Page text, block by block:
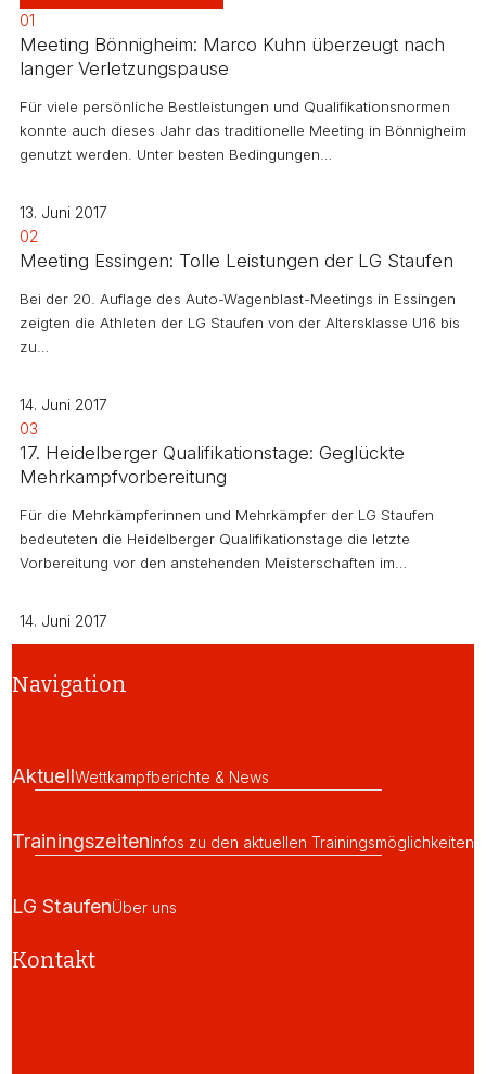
01
Meeting Bönnigheim: Marco Kuhn überzeugt nach
langer Verletzungspause
Für viele persönliche Bestleistungen und Qualifikationsnormen
konnte auch dieses Jahr das traditionelle Meeting in Bönnigheim
genutzt werden. Unter besten Bedingungen…
13. Juni 2017
02
Meeting Essingen: Tolle Leistungen der LG Staufen
Bei der 20. Auflage des Auto-Wagenblast-Meetings in Essingen
zeigten die Athleten der LG Staufen von der Altersklasse U16 bis
zu…
14. Juni 2017
03
17. Heidelberger Qualifikationstage: Geglückte
Mehrkampfvorbereitung
Für die Mehrkämpferinnen und Mehrkämpfer der LG Staufen
bedeuteten die Heidelberger Qualifikationstage die letzte
Vorbereitung vor den anstehenden Meisterschaften im…
14. Juni 2017
Navigation
AktuellWettkampfberichte & News
Trainingszeiten Infos zu den aktuellen Trainingsmöglichkeiten
LG StaufenÜber uns
Kontakt